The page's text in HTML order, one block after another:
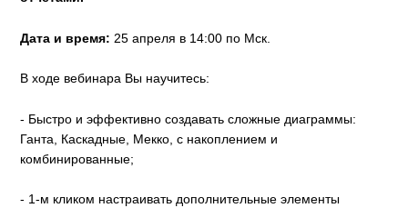
Дата и время: 25 апреля в 14:00 по Мск.
В ходе вебинара Вы научитесь:
- Быстро и эффективно создавать сложные диаграммы:
Ганта, Каскадные, Мекко, с накоплением и
комбинированные;
- 1-м кликом настраивать дополнительные элементы